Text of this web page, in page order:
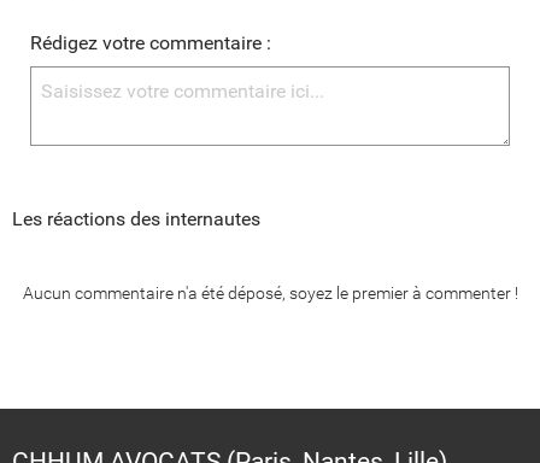
Rédigez votre commentaire :
Les réactions des internautes
Aucun commentaire n'a été déposé, soyez le premier à commenter !